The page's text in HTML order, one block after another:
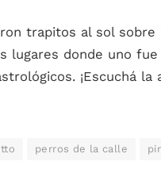
trapitos al sol sobre
lugares donde uno
¡Escuchá la
perros de la calle